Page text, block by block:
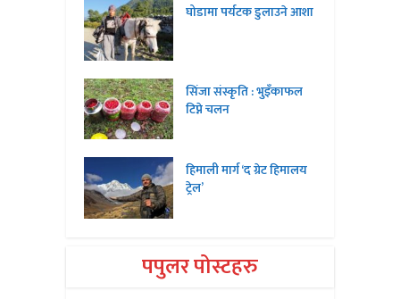
घोडामा पर्यटक डुलाउने आशा
सिंजा संस्कृति : भुइँकाफल
टिप्ने चलन
हिमाली मार्ग ‘द ग्रेट हिमालय
ट्रेल’
पपुलर पोस्टहरु